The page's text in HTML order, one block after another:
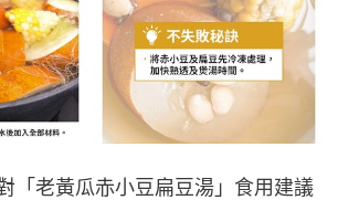
「老黃瓜赤小豆扁豆湯」食用建議